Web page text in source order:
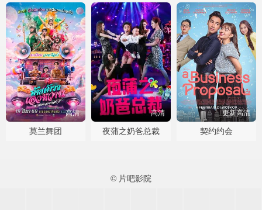
高清
莫兰舞团
高清
夜蒲之奶爸总裁
更新高清
契约约会
© 片吧影院